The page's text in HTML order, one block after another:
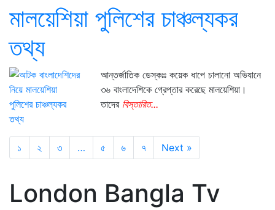
মালয়েশিয়া পুলিশের চাঞ্চল্যকর
তথ্য
আন্তর্জাতিক ডেস্কঃঃ কয়েক ধাপে চালানো অভিযানে
৩৬ বাংলাদেশিকে গ্রেপ্তার করেছে মালয়েশিয়া।
তাদের বিস্তারিত...
১ ২ ৩ … ৫ ৬ ৭ Next »
London Bangla Tv